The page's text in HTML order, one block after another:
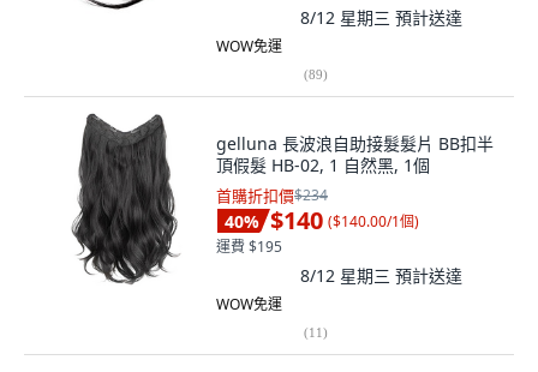
8/12 星期三 預計送達
WOW免運
(89)
gelluna 長波浪自助接髮髮片 BB扣半
頂假髮 HB-02, 1 自然黑, 1個
首購折扣價$234
40% $140 ($140.00/1個)
運費 $195
8/12 星期三 預計送達
WOW免運
(11)